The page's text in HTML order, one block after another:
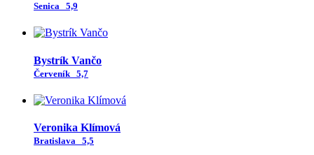
Senica 5,9
Bystrík Vančo
Červeník 5,7
Veronika Klímová
Bratislava 5,5